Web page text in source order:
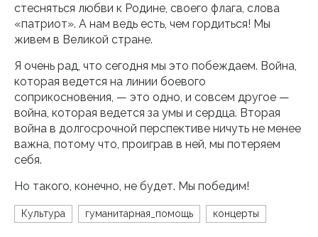
стесняться любви к Родине, своего флага, слова
«патриот». А нам ведь есть, чем гордиться! Мы
живем в Великой стране.
Я очень рад, что сегодня мы это побеждаем. Война,
которая ведется на линии боевого
соприкосновения, — это одно, и совсем другое —
война, которая ведется за умы и сердца. Вторая
война в долгосрочной перспективе ничуть не менее
важна, потому что, проиграв в ней, мы потеряем
себя.
Но такого, конечно, не будет. Мы победим!
Культура гуманитарная_помощь концерты